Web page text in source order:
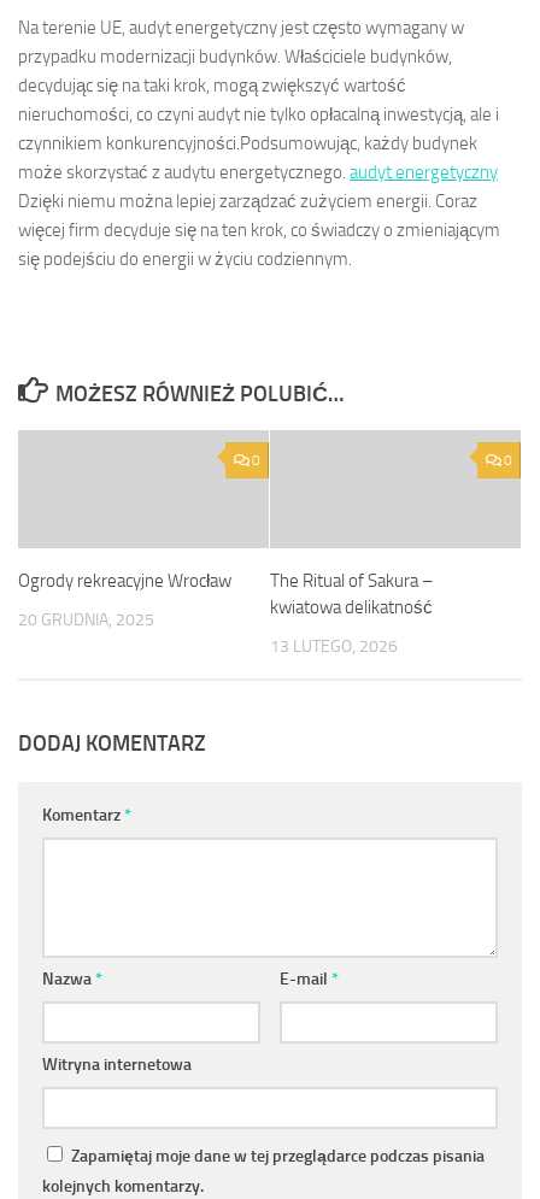
Na terenie UE, audyt energetyczny jest często wymagany w
przypadku modernizacji budynków. Właściciele budynków,
decydując się na taki krok, mogą zwiększyć wartość
nieruchomości, co czyni audyt nie tylko opłacalną inwestycją, ale i
czynnikiem konkurencyjności.Podsumowując, każdy budynek
może skorzystać z audytu energetycznego. audyt energetyczny
Dzięki niemu można lepiej zarządzać zużyciem energii. Coraz
więcej firm decyduje się na ten krok, co świadczy o zmieniającym
się podejściu do energii w życiu codziennym.
MOŻESZ RÓWNIEŻ POLUBIĆ…
0
Ogrody rekreacyjne Wrocław
20 GRUDNIA, 2025
0
The Ritual of Sakura –
kwiatowa delikatność
13 LUTEGO, 2026
DODAJ KOMENTARZ
Komentarz*
Nazwa* E-mail *
Witryna internetowa
Zapamiętaj moje dane w tej przeglądarce podczas pisania
kolejnych komentarzy.